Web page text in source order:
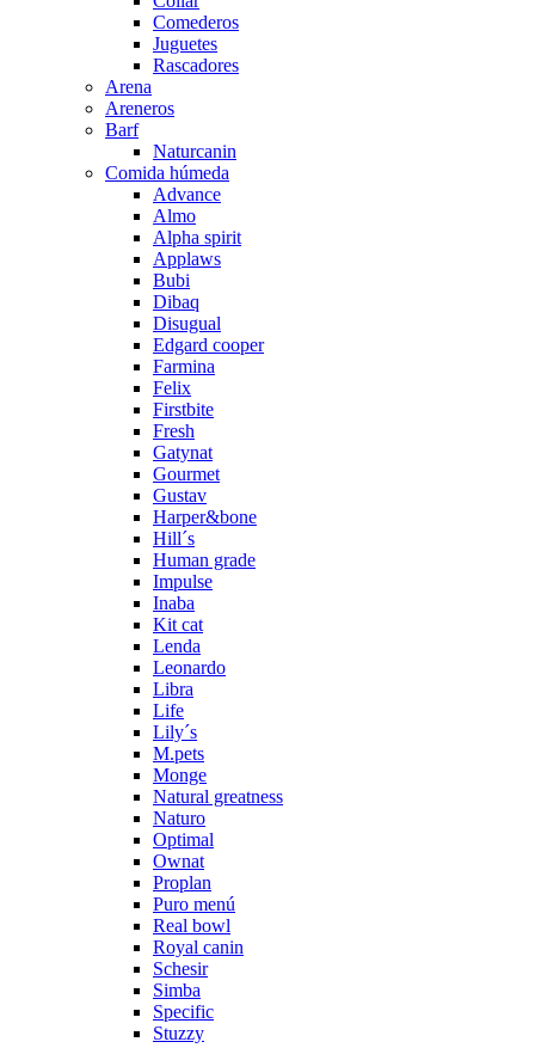
Comederos
Juguetes
Rascadores
Arena
Areneros
Barf
Naturcanin
Comida húmeda
Advance
Almo
Alpha spirit
Applaws
Bubi
Dibaq
Disugual
Edgard cooper
Farmina
Felix
Firstbite
Fresh
Gatynat
Gourmet
Gustav
Harper&bone
Hill´s
Human grade
Impulse
Inaba
Kit cat
Lenda
Leonardo
Libra
Life
Lily´s
M.pets
Monge
Natural greatness
Naturo
Optimal
Ownat
Proplan
Puro menú
Real bowl
Royal canin
Schesir
Simba
Specific
Stuzzy